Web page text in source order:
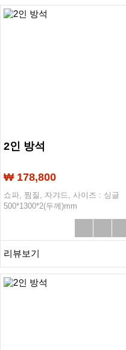
2인 방석
₩ 178,800
쇼파, 찜질, 자갸드, 사이즈 : 싱글
500*1300*2(두께)mm
리뷰보기